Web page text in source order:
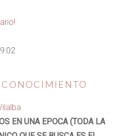
EN UNA EPOCA (TODA LA